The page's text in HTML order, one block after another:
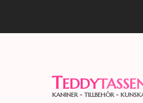
TEDDY
KANINER - TILLBEHÖR -